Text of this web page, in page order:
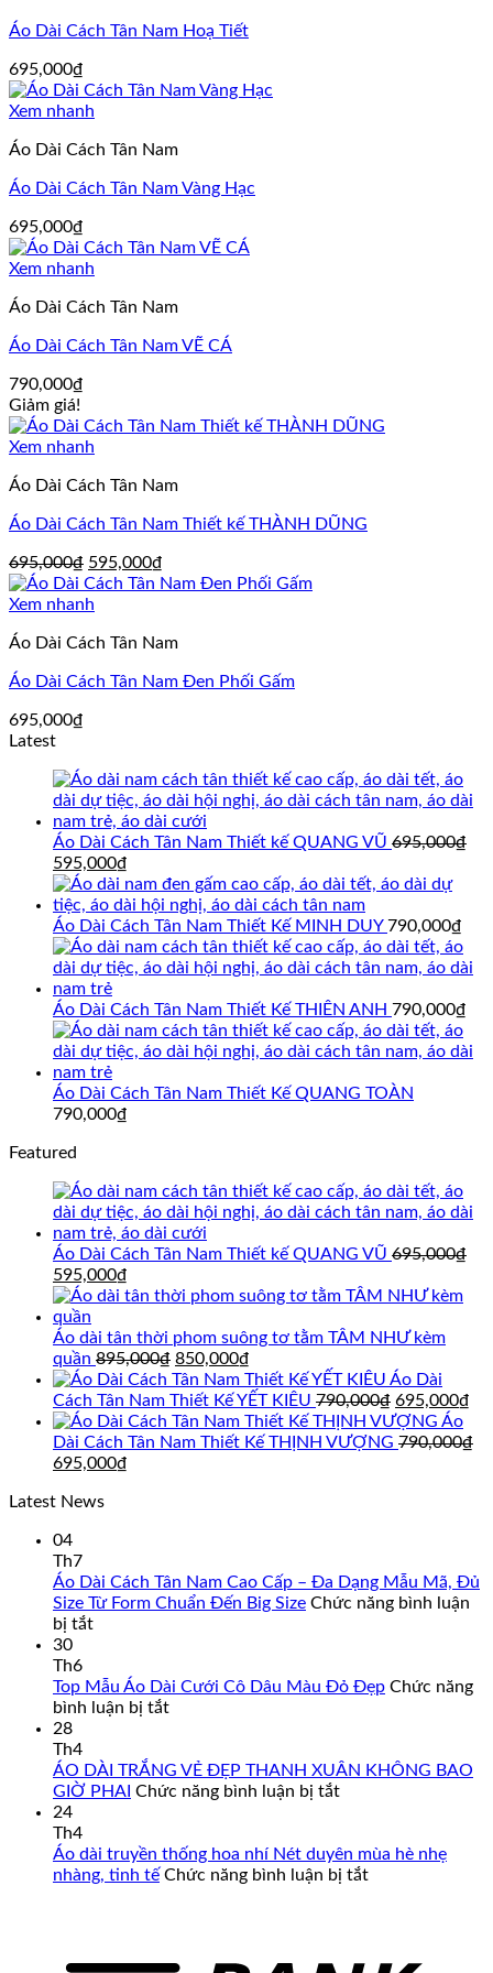
Áo Dài Cách Tân Nam Hoạ Tiết
695,000₫
Xem nhanh
Áo Dài Cách Tân Nam
Áo Dài Cách Tân Nam Vàng Hạc
695,000₫
Xem nhanh
Áo Dài Cách Tân Nam
Áo Dài Cách Tân Nam VẼ CÁ
790,000₫
Giảm giá!
Xem nhanh
Áo Dài Cách Tân Nam
Áo Dài Cách Tân Nam Thiết kế THÀNH DŨNG
695,000₫ Giá
gốc
là:
595,000₫
hiện
595,000₫.
Xem nhanh
Áo Dài Cách Tân Nam
Áo Dài Cách Tân Nam Đen Phối Gấm
695,000₫
Latest
Áo Dài Cách Tân Nam Thiết kế QUANG VŨ 695,000₫
Giá
gốc
là:
695,000₫.
595,000₫
hiện
tại
là:
595,000₫.
Áo Dài Cách Tân Nam Thiết Kế MINH DUY 790,000₫
Áo Dài Cách Tân Nam Thiết Kế THIÊN ANH 790,000₫
Áo Dài Cách Tân Nam Thiết Kế QUANG TOÀN
790,000₫
Featured
Áo Dài Cách Tân Nam Thiết kế QUANG VŨ 695,000₫
Giá
gốc
là:
695,000₫.
595,000₫
hiện
là:
595,000₫.
Áo dài tân thời phom suông tơ tằm TÂM NHƯ kèm
quần 895,000₫ Giá
gốc
là:
895,000₫.
850,000₫
hiện
tại
là:
850,000₫.
Áo Dài
Cách Tân Nam Thiết Kế YẾT KIÊU 790,000₫ Giá
gốc
là:
695,000₫
tại
Áo
Dài Cách Tân Nam Thiết Kế THỊNH VƯỢNG 790,000₫
Giá
là:
695,000₫
Latest News
04
Th7
Áo Dài Cách Tân Nam Cao Cấp – Đa Dạng Mẫu Mã, Đủ
Size Từ Form Chuẩn Đến Big Size Chức năng bình luận
bị tắtở
Cách
Tân
Cấp
–
Mẫu
Mã,
30
Th6
Top Mẫu Áo Dài Cưới Cô Dâu Màu Đỏ Đẹp Chức năng
bình luận bị tắtở
Áo
Dài
Dâu
Màu
28
Th4
ÁO DÀI TRẮNG VẺ ĐẸP THANH XUÂN KHÔNG BAO
GIỜ PHAI Chức năng bình luận bị tắtở
TRẮNG
VẺ
24
Th4
Áo dài truyền thống hoa nhí Nét duyên mùa hè nhẹ
nhàng, tinh tế Chức năng bình luận bị tắtở